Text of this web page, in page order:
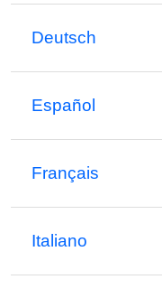
Deutsch
Español
Français
Italiano